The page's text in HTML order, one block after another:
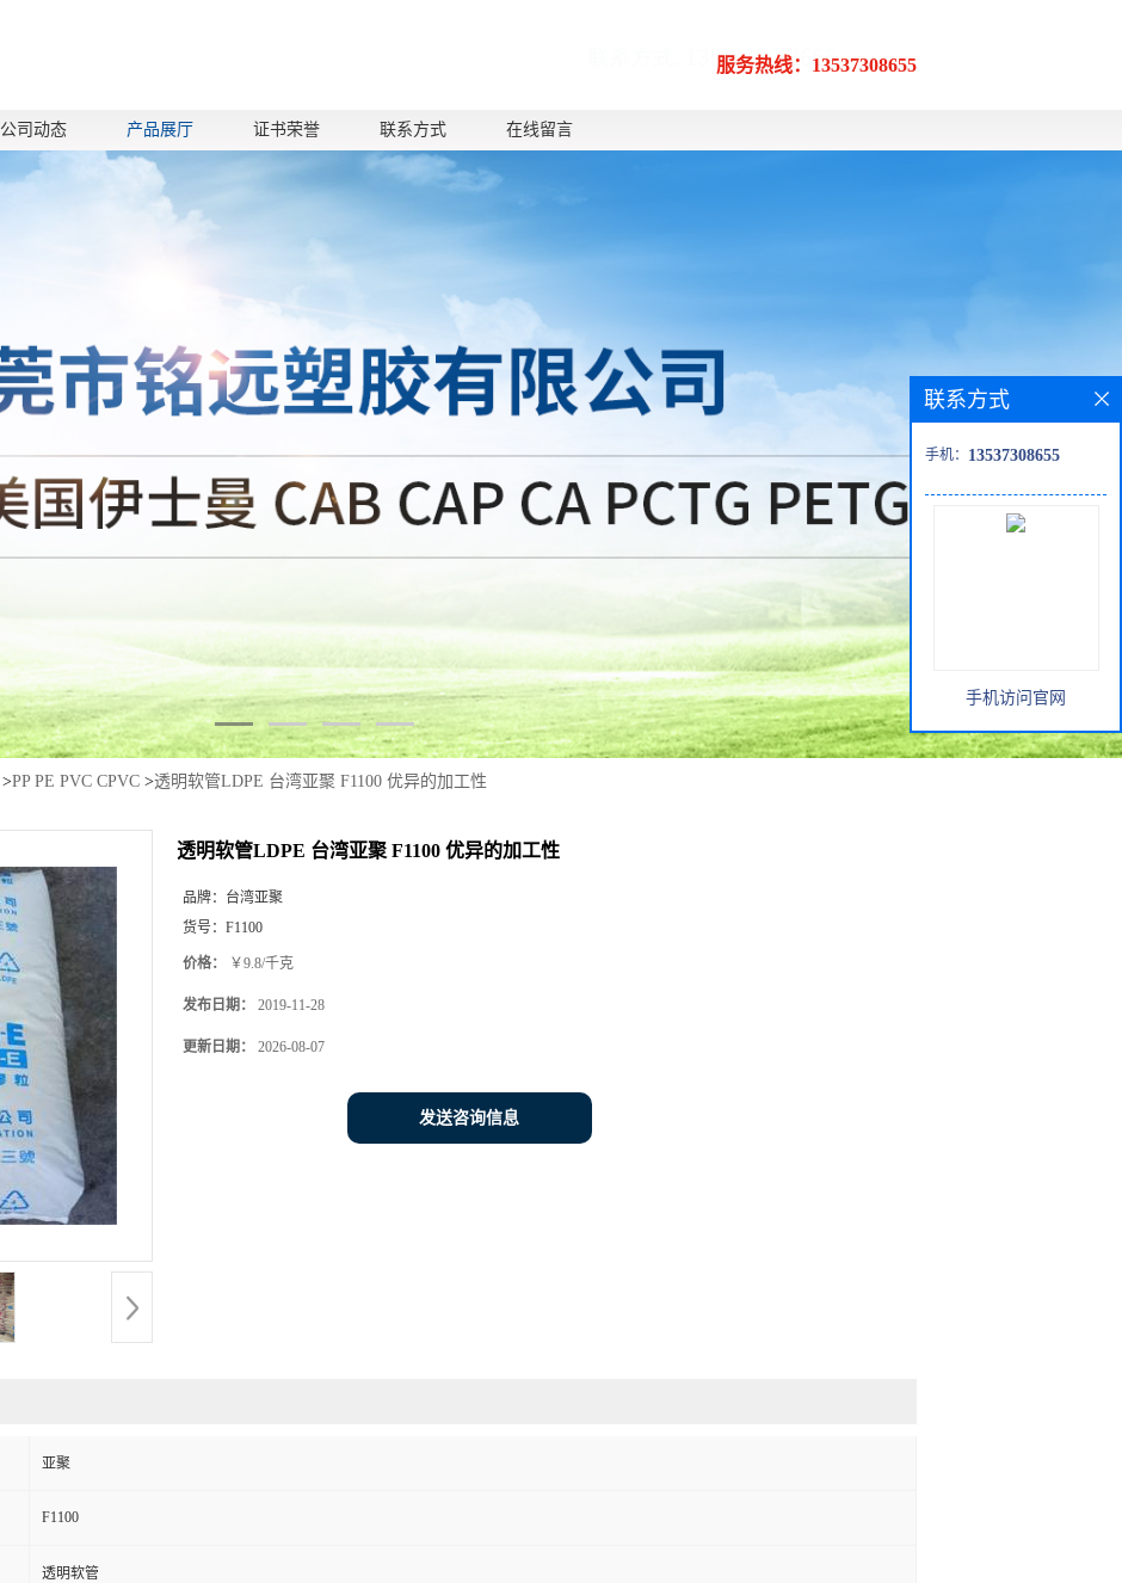
服务热线：13537308655
公司动态 产品展厅 证书荣誉 联系方式 在线留言
>PP PE PVC CPVC >透明软管LDPE 台湾亚聚 F1100 优异的加工性
透明软管LDPE 台湾亚聚 F1100 优异的加工性
品牌： 台湾亚聚
货号： F1100
价格： ￥9.8/千克
发布日期： 2019-11-28
更新日期： 2026-08-07
发送咨询信息
亚聚
F1100
透明软管
联系方式
手机： 13537308655
手机访问官网